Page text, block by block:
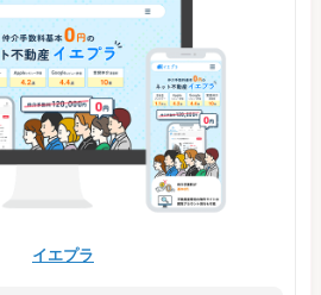
イエプラ